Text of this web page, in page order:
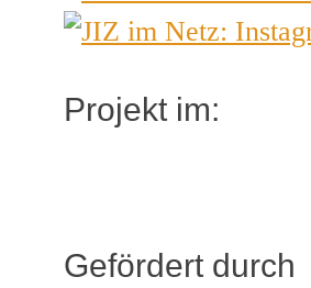
Projekt im:
Gefördert durch